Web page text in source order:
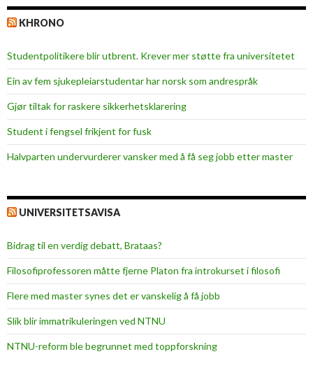
l
i
k
u
n
KHRONO
Studentpolitikere blir utbrent. Krever mer støtte fra universitetet
Ein av fem sjukepleiar­studentar har norsk som andrespråk
Gjør tiltak for raskere sikkerhets­klarering
Student i fengsel frikjent for fusk
Halvparten undervurderer vansker med å få seg jobb etter master
UNIVERSITETSAVISA
Bidrag til en verdig debatt, Brataas?
Filosofiprofessoren måtte fjerne Platon fra introkurset i filosofi
Flere med master synes det er vanskelig å få jobb
Slik blir immatrikuleringen ved NTNU
NTNU-reform ble begrunnet med toppforskning